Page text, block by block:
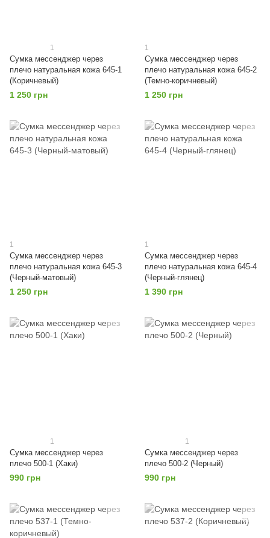
1
Сумка мессенджер через
плечо натуральная кожа 645-1
(Коричневый)
1 250 грн
1
Сумка мессенджер через
плечо натуральная кожа 645-2
(Темно-коричневый)
1 250 грн
1
Сумка мессенджер через
плечо натуральная кожа 645-3
(Черный-матовый)
1 250 грн
1
Сумка мессенджер через
плечо натуральная кожа 645-4
(Черный-глянец)
1 390 грн
1
Сумка мессенджер через
плечо 500-1 (Хаки)
990 грн
1
Сумка мессенджер через
плечо 500-2 (Черный)
990 грн